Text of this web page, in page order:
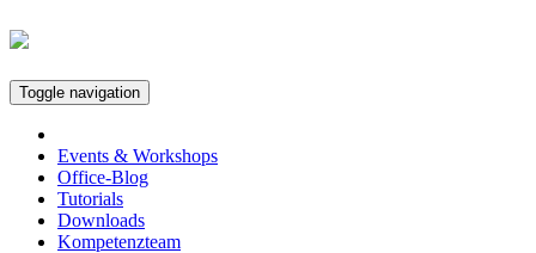
Toggle navigation
Events & Workshops
Office-Blog
Tutorials
Downloads
Kompetenzteam